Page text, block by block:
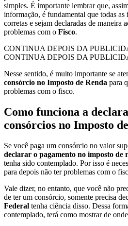
simples. É importante lembrar que,
informação, é fundamental que todas as
corretas e sejam declaradas de maneira
problemas com o Fisco.
CONTINUA DEPOIS DA
CONTINUA DEPOIS DA
Nesse sentido, é muito importante se
consórcio no Imposto de Renda para
problemas com o fisco.
Como funciona a
consórcios no Imposto
Se você paga um consórcio no valor
declarar o pagamento no imposto de
tenha sido contemplado. Por isso é
para depois não ter problemas com o
Vale dizer, no entanto, que você não
de ter um consórcio, somente precisa
Federal tenha ciência disso. Dessa
contemplado, terá como mostrar de